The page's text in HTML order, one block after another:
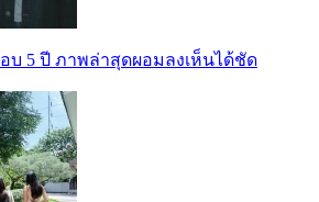
บ 5 ปี ภาพล่าสุดผอมลงเห็นได้ชัด